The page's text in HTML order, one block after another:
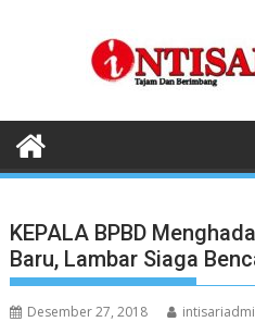
KEPALA BPBD
Baru, Lambar Siaga
Desember 27, 2018